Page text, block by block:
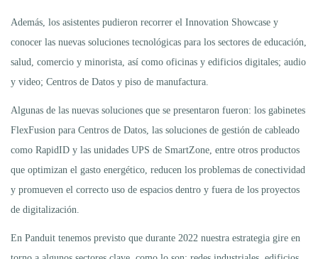
Además, los asistentes pudieron recorrer el Innovation Showcase y
conocer las nuevas soluciones tecnológicas para los sectores de educación,
salud, comercio y minorista, así como oficinas y edificios digitales; audio
y video; Centros de Datos y piso de manufactura.
Algunas de las nuevas soluciones que se presentaron fueron: los gabinetes
FlexFusion para Centros de Datos, las soluciones de gestión de cableado
como RapidID y las unidades UPS de SmartZone, entre otros productos
que optimizan el gasto energético, reducen los problemas de conectividad
y promueven el correcto uso de espacios dentro y fuera de los proyectos
de digitalización.
En Panduit tenemos previsto que durante 2022 nuestra estrategia gire en